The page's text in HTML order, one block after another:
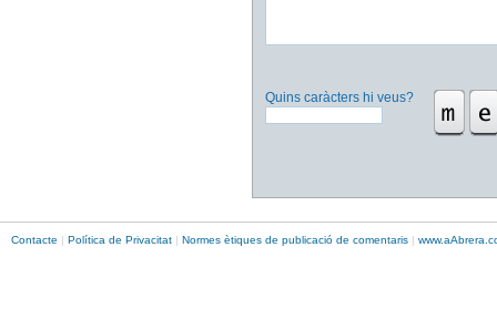
Quins caràcters hi veus?
Contacte | Política de Privacitat | Normes ètiques de publicació de comentaris | www.aAbrera